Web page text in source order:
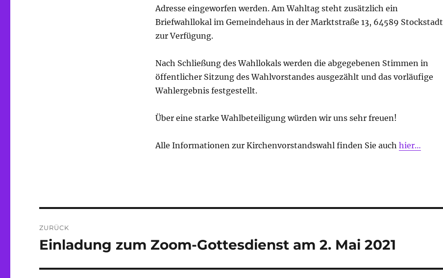
Adresse eingeworfen werden. Am Wahltag steht zusätzlich ein
Briefwahllokal im Gemeindehaus in der Marktstraße 13, 64589 Stockstadt
zur Verfügung.
Nach Schließung des Wahllokals werden die abgegebenen Stimmen in
öffentlicher Sitzung des Wahlvorstandes ausgezählt und das vorläufige
Wahlergebnis festgestellt.
Über eine starke Wahlbeteiligung würden wir uns sehr freuen!
Alle Informationen zur Kirchenvorstandswahl finden Sie auch hier…
ZURÜCK
Vorheriger
Einladung zum Zoom-Gottesdienst am 2. Mai 2021